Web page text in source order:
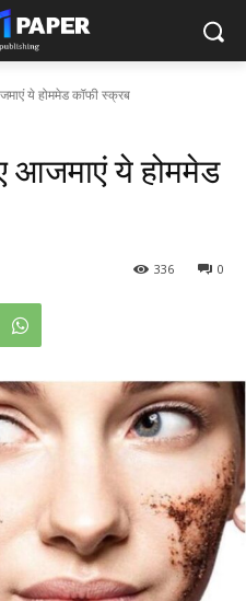
ये होममेड कॉफी स्क्रब
आजमाएं ये होममेड
0
336